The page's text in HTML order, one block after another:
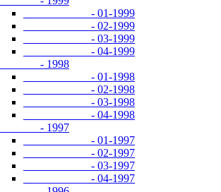
- 01-1999
- 02-1999
- 03-1999
- 04-1999
- 1998
- 01-1998
- 02-1998
- 03-1998
- 04-1998
- 1997
- 01-1997
- 02-1997
- 03-1997
- 04-1997